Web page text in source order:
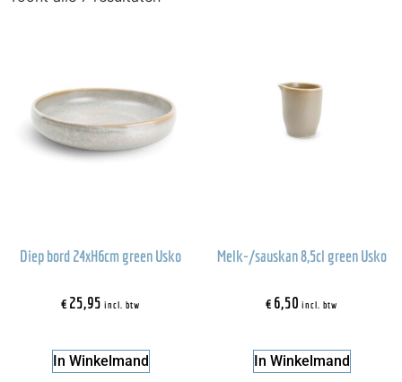
Diep bord 24xH6cm green Usko
€25,95 incl. btw
In Winkelmand
Melk-/sauskan 8,5cl green Usko
€6,50 incl. btw
In Winkelmand